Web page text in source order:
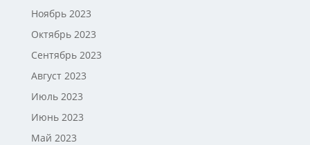
Ноябрь 2023
Октябрь 2023
Сентябрь 2023
Август 2023
Июль 2023
Июнь 2023
Май 2023